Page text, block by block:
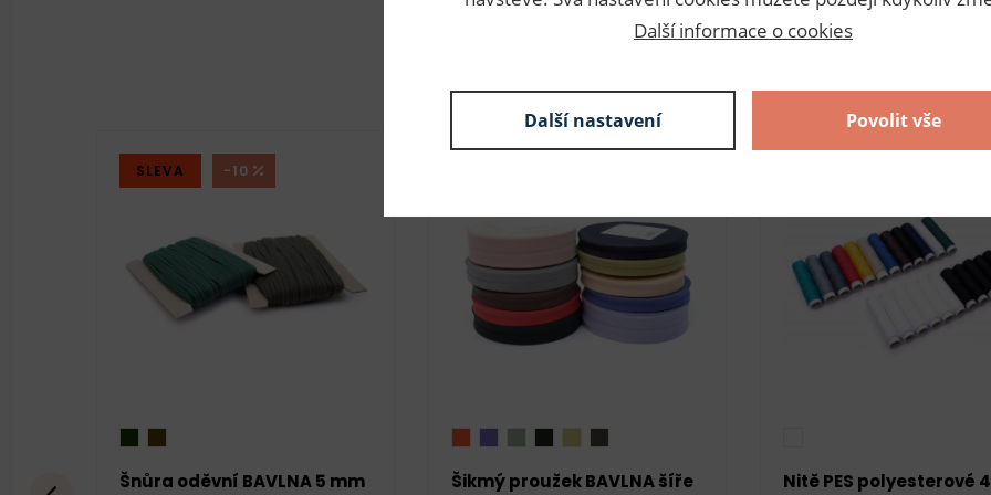
SLEVA -10
Šnůra oděvní BAVLNA 5 mm
Šikmý proužek BAVLNA šíře
Nitě PES polyesterové
Další informace o cookies
Další nastavení Povolit vše